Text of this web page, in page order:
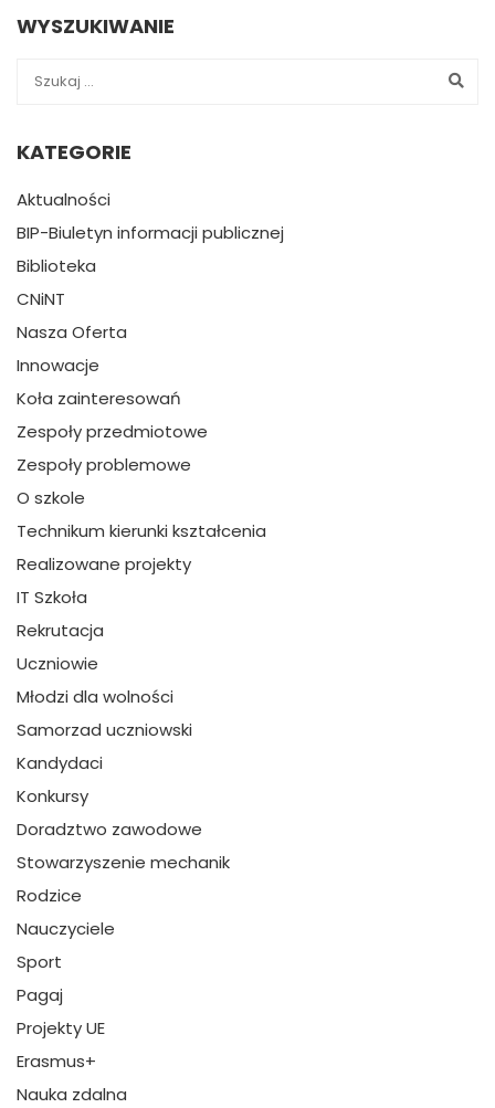
WYSZUKIWANIE
KATEGORIE
Aktualności
BIP-Biuletyn informacji publicznej
Biblioteka
CNiNT
Nasza Oferta
Innowacje
Koła zainteresowań
Zespoły przedmiotowe
Zespoły problemowe
O szkole
Technikum kierunki kształcenia
Realizowane projekty
IT Szkoła
Rekrutacja
Uczniowie
Młodzi dla wolności
Samorzad uczniowski
Kandydaci
Konkursy
Doradztwo zawodowe
Stowarzyszenie mechanik
Rodzice
Nauczyciele
Sport
Pagaj
Projekty UE
Erasmus+
Nauka zdalna